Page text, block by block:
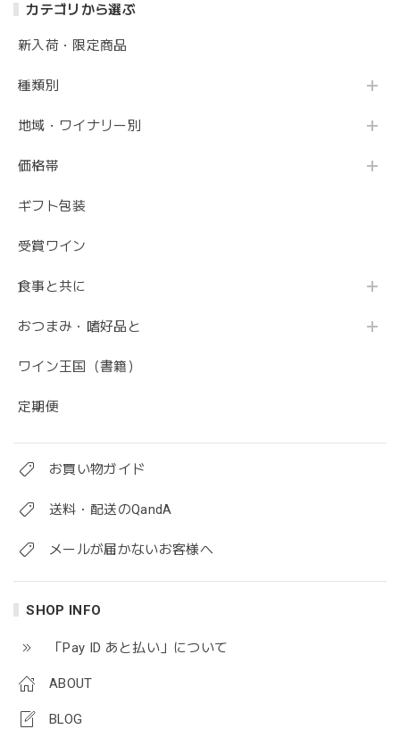
カテゴリから選ぶ
新入荷・限定商品
種類別
地域・ワイナリー別
価格帯
ギフト包装
受賞ワイン
食事と共に
おつまみ・嗜好品と
ワイン王国（書籍）
定期便
お買い物ガイド
送料・配送のQandA
メールが届かないお客様へ
SHOP INFO
「Pay ID あと払い」について
ABOUT
BLOG